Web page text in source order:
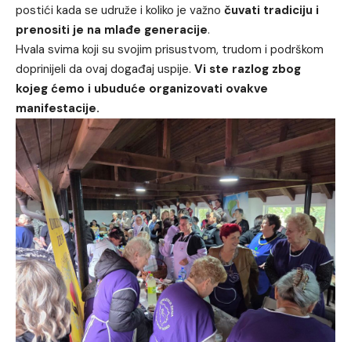
postići kada se udruže i koliko je važno čuvati tradiciju i
prenositi je na mlađe generacije.
Hvala svima koji su svojim prisustvom, trudom i podrškom
doprinijeli da ovaj događaj uspije. Vi ste razlog zbog
kojeg ćemo i ubuduće organizovati ovakve
manifestacije.